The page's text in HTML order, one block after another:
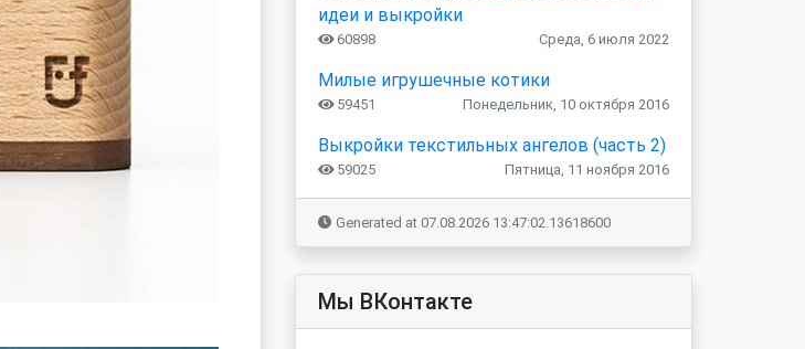
идеи и выкройки
60898 Среда, 6 июля 2022
Милые игрушечные котики
59451 Понедельник, 10 октября 2016
Выкройки текстильных ангелов (часть 2)
59025 Пятница, 11 ноября 2016
Generated at 07.08.2026 13:47:02.13618600
Мы ВКонтакте